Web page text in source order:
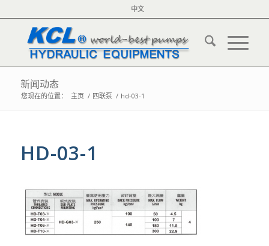
中文
新闻动态
您现在的位置： 主页 / 四联泵 / hd-03-1
HD-03-1